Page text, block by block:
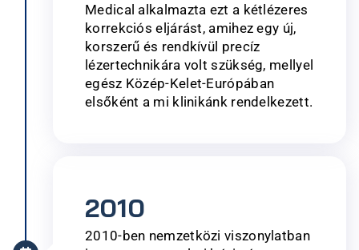
Medical alkalmazta ezt a kétlézeres
korrekciós eljárást, amihez egy új,
korszerű és rendkívül precíz
lézertechnikára volt szükség, mellyel
egész Közép-Kelet-Európában
elsőként a mi klinikánk rendelkezett.​
2010
2010-ben nemzetközi viszonylatban